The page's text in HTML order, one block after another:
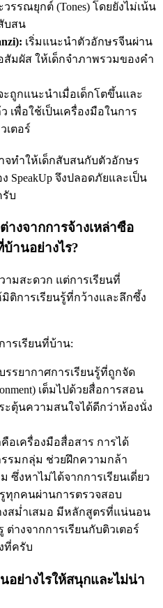
รรณยุกต์ (Tones) โดยยังไม่เน้น
บสน
เริ่มแนะนำตัวอักษรจีนผ่าน
สัมผัส ให้เด็กจำภาพรวมของคำ
ถูกแนะนำเมื่อเด็กโตขึ้นและ
เพื่อใช้เป็นเครื่องมือในการ
เตอร์
จทำให้เด็กสับสนกับตัวอักษร
SpeakUp จึงปลอดภัยและเป็น
รับ
างจากการจ้างเหล่าซือ
านอย่างไร?
ามสะดวก แต่การเรียนที่
ติการเรียนรู้ที่กว้างและลึกซึ้ง
ารเรียนที่บ้าน:
รรยากาศการเรียนรู้ที่ถูกจัด
เต็มไปด้วยสื่อการสอน
ตุ้นความสนใจได้ดีกว่าห้องนั่ง
อเครื่องมือสื่อสาร การได้
รมกลุ่ม ช่วยฝึกความกล้า
ซึ่งหาไม่ได้จากการเรียนเดี่ยว
ทุกคนผ่านการตรวจสอบ
สม่ำเสมอ มีหลักสูตรที่แน่นอน
างจากการเรียนกับติวเตอร์
ที่ครับ
ย่างไรให้สนุกและไม่น่า